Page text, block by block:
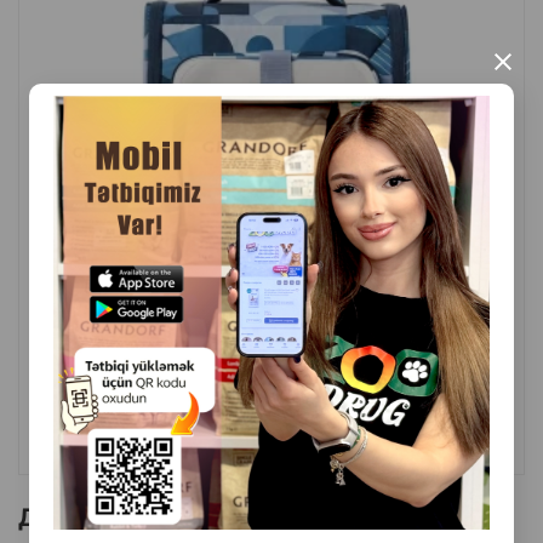
×
( Отзывы)
Масса Цена
Купить
139.99
КУПИТЬ
Другие товоры бренда